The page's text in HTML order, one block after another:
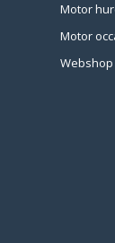
Motor
Motor
Webshop